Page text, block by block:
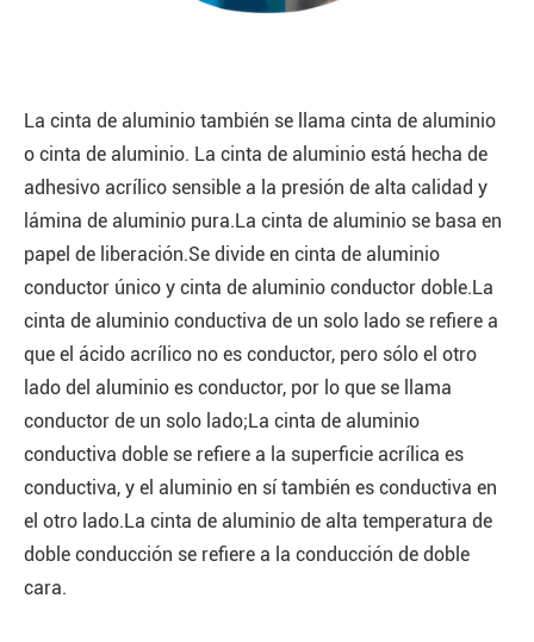
La cinta de aluminio también se llama cinta de aluminio
o cinta de aluminio. La cinta de aluminio está hecha de
adhesivo acrílico sensible a la presión de alta calidad y
lámina de aluminio pura.La cinta de aluminio se basa en
papel de liberación.Se divide en cinta de aluminio
conductor único y cinta de aluminio conductor doble.La
cinta de aluminio conductiva de un solo lado se refiere a
que el ácido acrílico no es conductor, pero sólo el otro
lado del aluminio es conductor, por lo que se llama
conductor de un solo lado;La cinta de aluminio
conductiva doble se refiere a la superficie acrílica es
conductiva, y el aluminio en sí también es conductiva en
el otro lado.La cinta de aluminio de alta temperatura de
doble conducción se refiere a la conducción de doble
cara.